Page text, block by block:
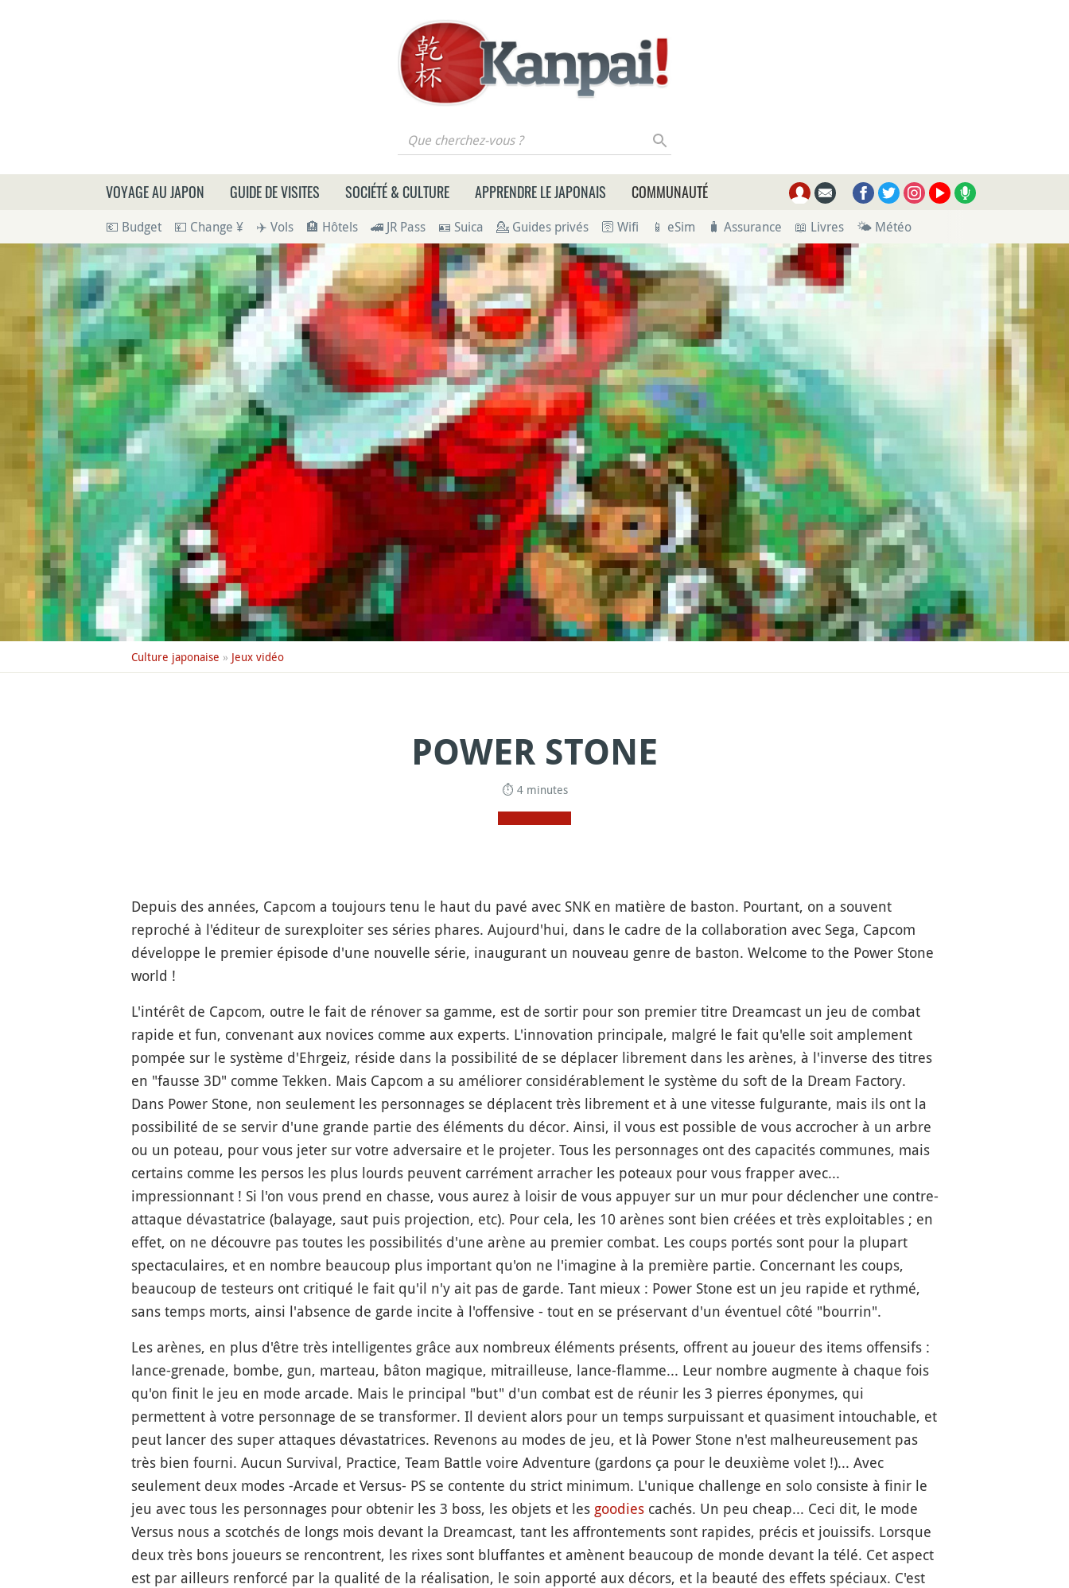
Que cherchez-vous ?
VOYAGE AU JAPON GUIDE DE VISITES SOCIÉTÉ & CULTURE APPRENDRE LE JAPONAIS COMMUNAUTÉ
💶 Budget 💴 Change ¥ ✈️ Vols 🏨 Hôtels 🚄 JR Pass 🪪 Suica 💁 Guides privés 🛜 Wifi 📱 eSim 🧳 Assurance 📖 Livres 🌤 Météo
Culture japonaise » Jeux vidéo
POWER STONE
⏱ 4 minutes
Depuis des années, Capcom a toujours tenu le haut du pavé avec SNK en matière de baston. Pourtant, on a souvent
reproché à l'éditeur de surexploiter ses séries phares. Aujourd'hui, dans le cadre de la collaboration avec Sega, Capcom
développe le premier épisode d'une nouvelle série, inaugurant un nouveau genre de baston. Welcome to the Power Stone
world !
L'intérêt de Capcom, outre le fait de rénover sa gamme, est de sortir pour son premier titre Dreamcast un jeu de combat
rapide et fun, convenant aux novices comme aux experts. L'innovation principale, malgré le fait qu'elle soit amplement
pompée sur le système d'Ehrgeiz, réside dans la possibilité de se déplacer librement dans les arènes, à l'inverse des titres
en "fausse 3D" comme Tekken. Mais Capcom a su améliorer considérablement le système du soft de la Dream Factory.
Dans Power Stone, non seulement les personnages se déplacent très librement et à une vitesse fulgurante, mais ils ont la
possibilité de se servir d'une grande partie des éléments du décor. Ainsi, il vous est possible de vous accrocher à un arbre
ou un poteau, pour vous jeter sur votre adversaire et le projeter. Tous les personnages ont des capacités communes, mais
certains comme les persos les plus lourds peuvent carrément arracher les poteaux pour vous frapper avec...
impressionnant ! Si l'on vous prend en chasse, vous aurez à loisir de vous appuyer sur un mur pour déclencher une contre-
attaque dévastatrice (balayage, saut puis projection, etc). Pour cela, les 10 arènes sont bien créées et très exploitables ; en
effet, on ne découvre pas toutes les possibilités d'une arène au premier combat. Les coups portés sont pour la plupart
spectaculaires, et en nombre beaucoup plus important qu'on ne l'imagine à la première partie. Concernant les coups,
beaucoup de testeurs ont critiqué le fait qu'il n'y ait pas de garde. Tant mieux : Power Stone est un jeu rapide et rythmé,
sans temps morts, ainsi l'absence de garde incite à l'offensive - tout en se préservant d'un éventuel côté "bourrin".
Les arènes, en plus d'être très intelligentes grâce aux nombreux éléments présents, offrent au joueur des items offensifs :
lance-grenade, bombe, gun, marteau, bâton magique, mitrailleuse, lance-flamme... Leur nombre augmente à chaque fois
qu'on finit le jeu en mode arcade. Mais le principal "but" d'un combat est de réunir les 3 pierres éponymes, qui
permettent à votre personnage de se transformer. Il devient alors pour un temps surpuissant et quasiment intouchable, et
peut lancer des super attaques dévastatrices. Revenons au modes de jeu, et là Power Stone n'est malheureusement pas
très bien fourni. Aucun Survival, Practice, Team Battle voire Adventure (gardons ça pour le deuxième volet !)... Avec
seulement deux modes -Arcade et Versus- PS se contente du strict minimum. L'unique challenge en solo consiste à finir le
jeu avec tous les personnages pour obtenir les 3 boss, les objets et les goodiescachés. Un peu cheap... Ceci dit, le mode
Versus nous a scotchés de longs mois devant la Dreamcast, tant les affrontements sont rapides, précis et jouissifs. Lorsque
deux très bons joueurs se rencontrent, les rixes sont bluffantes et amènent beaucoup de monde devant la télé. Cet aspect
est par ailleurs renforcé par la qualité de la réalisation, le soin apporté aux décors, et la beauté des effets spéciaux. C'est